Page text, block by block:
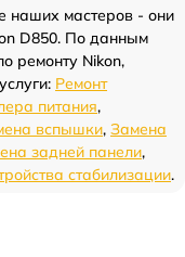
наших мастеров - они
D850. По данным
ремонту Nikon,
Ремонт
питания,
вспышки, Замена
задней панели,
стабилизации.